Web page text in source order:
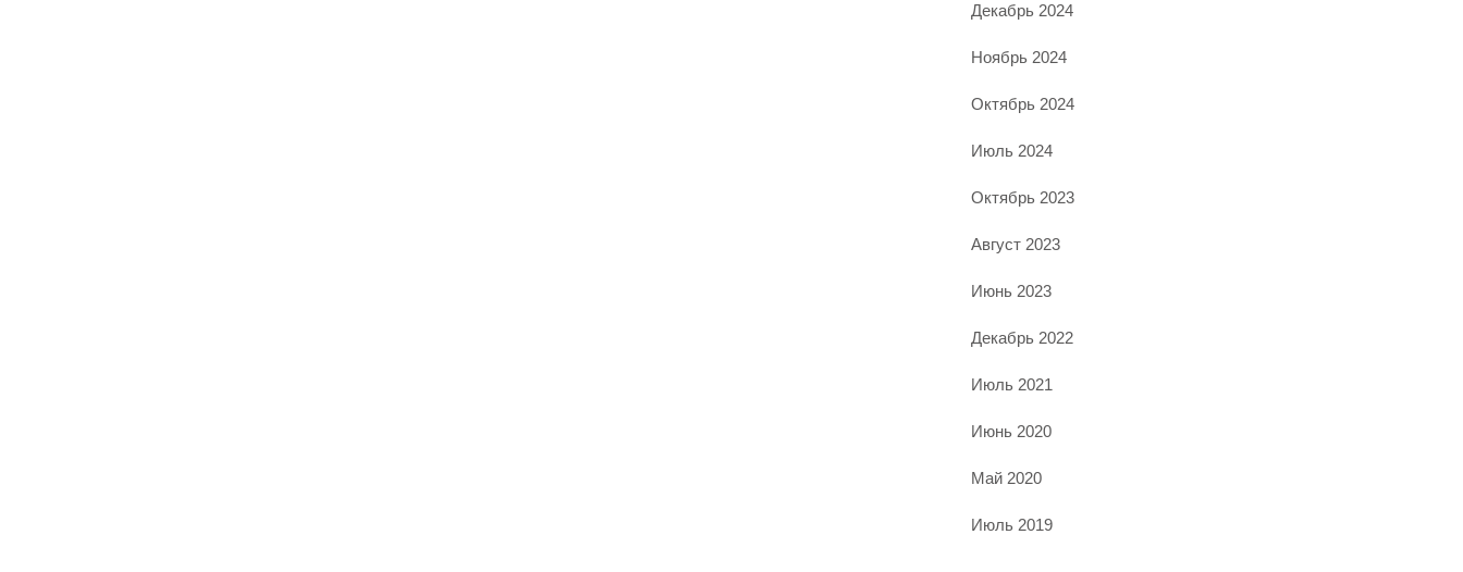
Декабрь 2024
Ноябрь 2024
Октябрь 2024
Июль 2024
Октябрь 2023
Август 2023
Июнь 2023
Декабрь 2022
Июль 2021
Июнь 2020
Май 2020
Июль 2019